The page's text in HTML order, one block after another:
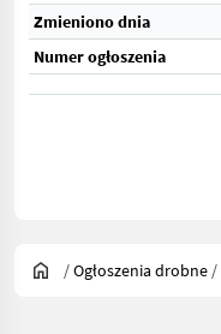
Zmieniono dnia
Numer ogłoszenia
/Ogłoszenia drobne /